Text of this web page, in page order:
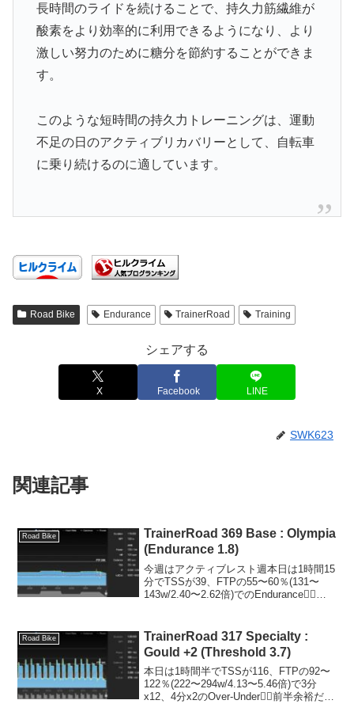
長時間のライドを続けることで、持久力筋繊維が
酸素をより効率的に利用できるようになり、より
激しい努力のために糖分を節約することができま
す。
このような短時間の持久力トレーニングは、運動
不足の日のアクティブリカバリーとして、自転車
に乗り続けるのに適しています。
Road Bike Endurance TrainerRoad Training
シェアする
X Facebook LINE
SWK623
関連記事
Road Bike
TrainerRoad 369 Base : Olympia
(Endurance 1.8)
今週はアクティブレスト週本日は1時間15
分でTSSが39、FTPの55〜60％(131〜
143w/2.40〜2.62倍)でのEndurance🚴‍♂️午
てました😊体組成...
Road Bike
TrainerRoad 317 Specialty :
Gould +2 (Threshold 3.7)
本日は1時間半でTSSが116、FTPの92〜
122％(222〜294w/4.13〜5.46倍)で3分
x12、4分x2のOver-Under🚴‍♂️前半余裕だろ